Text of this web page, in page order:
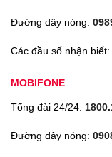
Đường dây nóng:
Các đầu số nhận biết:
MOBIFONE
Tổng đài 24/24:
Đường dây nóng: